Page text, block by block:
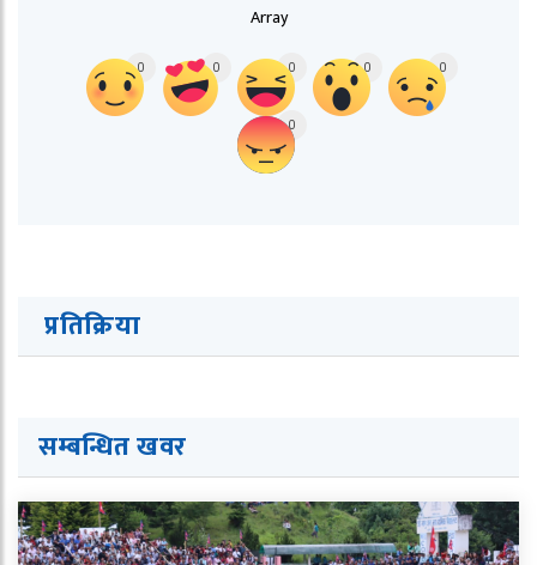
Array
0 0 0 0 0
0
प्रतिक्रिया
सम्बन्धित खवर